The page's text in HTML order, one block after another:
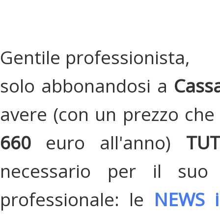
Gentile professionista,
solo abbonandosi a
avere (con un prezzo
660 euro all'anno)
necessario per il suo
professionale: le